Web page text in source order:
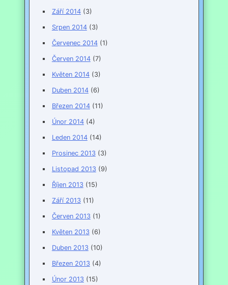
Září 2014(3)
Srpen 2014(3)
Červenec 2014(1)
Červen 2014(7)
Květen 2014(3)
Duben 2014(6)
Březen 2014(11)
Únor 2014(4)
Leden 2014(14)
Prosinec 2013(3)
Listopad 2013(9)
Říjen 2013(15)
Září 2013(11)
Červen 2013(1)
Květen 2013(6)
Duben 2013(10)
Březen 2013(4)
Únor 2013(15)